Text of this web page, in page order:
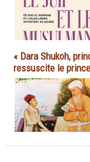
« Dara Shukoh,
ressuscite le